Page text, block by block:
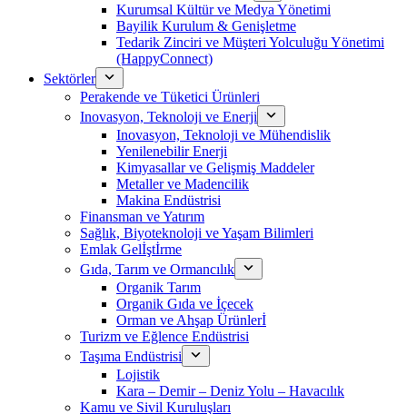
Kurumsal Kültür ve Medya Yönetimi
Bayilik Kurulum & Genişletme
Tedarik Zinciri ve Müşteri Yolculuğu Yönetimi
(HappyConnect)
Sektörler
Perakende ve Tüketici Ürünleri
Inovasyon, Teknoloji ve Enerji
Inovasyon, Teknoloji ve Mühendislik
Yenilenebilir Enerji
Kimyasallar ve Gelişmiş Maddeler
Metaller ve Madencilik
Makina Endüstrisi
Finansman ve Yatırım
Sağlık, Biyoteknoloji ve Yaşam Bilimleri
Emlak Gelİştİrme
Gıda, Tarım ve Ormancılık
Organik Tarım
Organik Gıda ve İçecek
Orman ve Ahşap Ürünlerİ
Turizm ve Eğlence Endüstrisi
Taşıma Endüstrisi
Lojistik
Kara – Demir – Deniz Yolu – Havacılık
Kamu ve Sivil Kuruluşları